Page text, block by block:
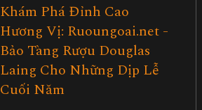
Khám Phá Đỉnh Cao
Hương Vị: Ruoungoai.net -
Bảo Tàng Rượu Douglas
Laing Cho Những Dịp Lễ
Cuối Năm